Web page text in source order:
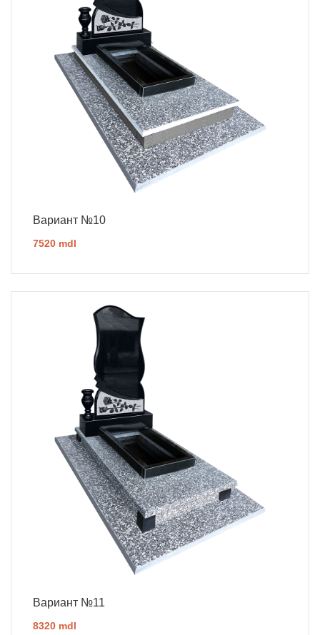
Вариант №10
7520 mdl
Вариант №11
8320 mdl